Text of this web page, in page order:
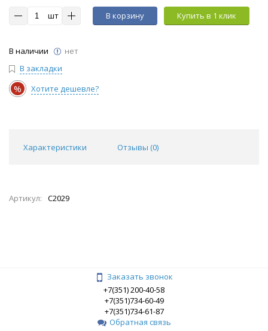
шт В корзину Купить в 1 клик
В наличии
нет
В закладки
% Хотите дешевле?
Характеристики Отзывы (0)
Артикул: C2029
Заказать звонок
+7(351) 200-40-58
+7(351)734-60-49
+7(351)734-61-87
Обратная связь